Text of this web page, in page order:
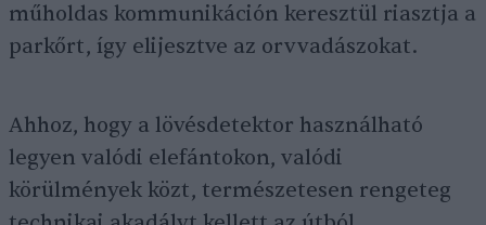
műholdas kommunikáción keresztül riasztja a
parkőrt, így elijesztve az orvvadászokat.
Ahhoz, hogy a lövésdetektor használható
legyen valódi elefántokon, valódi
körülmények közt, természetesen rengeteg